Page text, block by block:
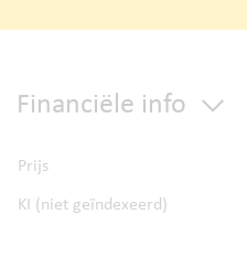
Financiële info
Prijs
KI (niet geïndexeerd)